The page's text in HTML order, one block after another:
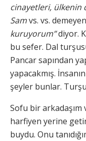
cinayetleri, ülkenin
Samvs. vs.
kuruyorum”diyor.
bu sefer. Dal
Pancar sapından
yapacakmış.
şeyler bunlar.
Sofu bir arkadaşım
harfiyen yerine
buydu. Onu